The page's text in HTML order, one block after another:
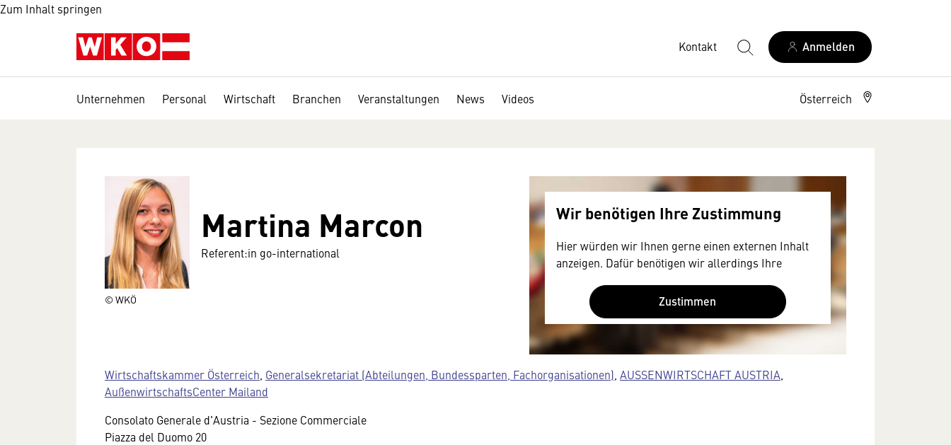
Zum Inhalt springen
Kontakt Anmelden
Unternehmen Personal Wirtschaft Branchen Veranstaltungen News Videos Österreich
© WKÖ
Martina Marcon
Referent:in go-international
Wir benötigen Ihre Zustimmung
Hier würden wir Ihnen gerne einen externen Inhalt
anzeigen. Dafür benötigen wir allerdings Ihre
technische Daten zu Geräten und Nutzerverhalten
mitunter mit US-amerikanischen Anbietern
austauscht.
Diese Daten unterliegen keinem dem EU-
insbesondere kann die US-amerikanische
Zustimmen
Wirtschaftskammer Österreich Generalsekretariat (Abteilungen, Bundessparten, Fachorganisationen) AUSSENWIRTSCHAFT AUSTRIA
AußenwirtschaftsCenter Mailand
Consolato Generale d'Austria - Sezione Commerciale
Piazza del Duomo 20